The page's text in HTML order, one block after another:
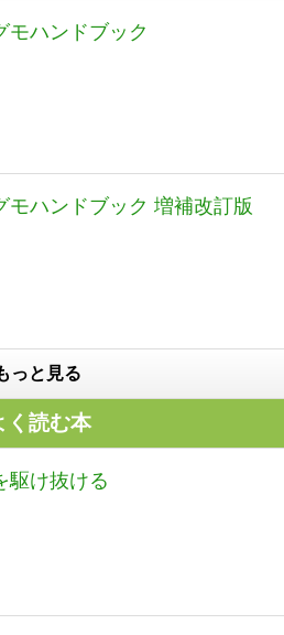
モハンドブック
モハンドブック 増補改訂版
っと見る
く読む本
駆け抜ける